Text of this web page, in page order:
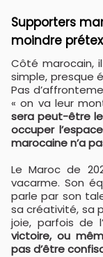
Supporters
moindre
Côté marocain, il y a aussi une responsabilité. Elle est
simple, presque
Pas
« on va leur
sera peut-être
occuper
marocaine n’a
Le Maroc de
vacarme. Son
parle par son
sa créativité, sa
joie, parfois de
victoire, ou
pas d’être